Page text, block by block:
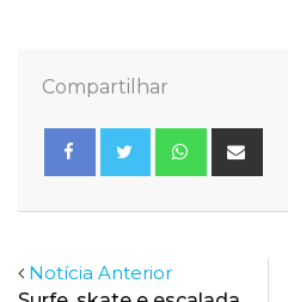
Compartilhar
Whatsapp
Notícia Anterior